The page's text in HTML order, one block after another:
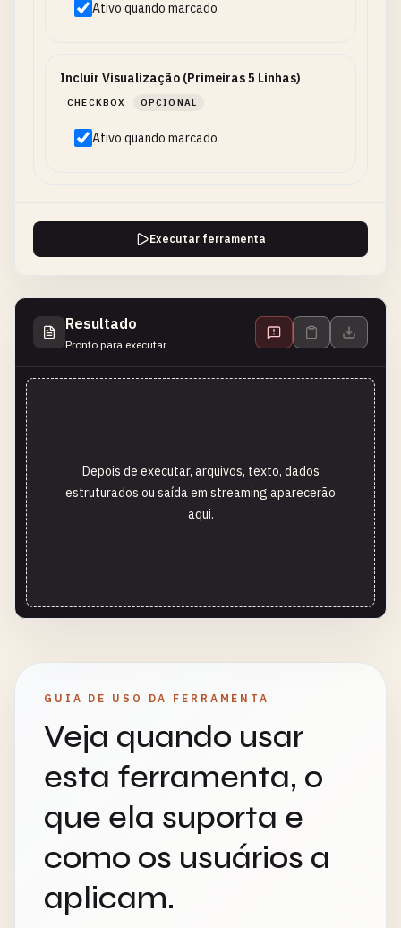
Ativo quando marcado
Incluir Visualização (Primeiras 5 Linhas)
CHECKBOX OPCIONAL
Ativo quando marcado
Executar ferramenta
Resultado
Pronto para executar
Depois de executar, arquivos, texto, dados
estruturados ou saída em streaming aparecerão
aqui.
GUIA DE USO DA FERRAMENTA
Veja quando usar
esta ferramenta, o
que ela suporta e
como os usuários a
aplicam.